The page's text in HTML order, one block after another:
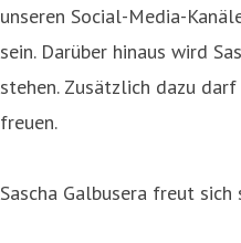
unseren Social-Media-
sein. Darüber hinaus wird
stehen. Zusätzlich dazu
freuen.
Sascha Galbusera freut